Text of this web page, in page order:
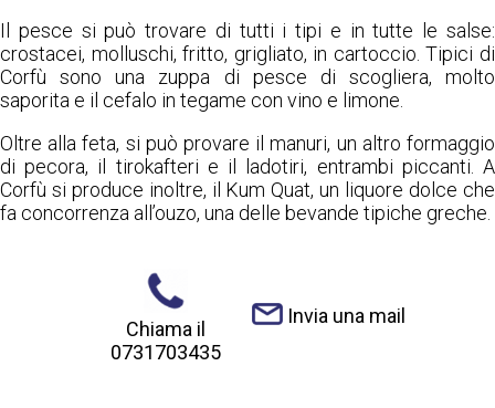
Il pesce si può trovare di tutti i tipi e in tutte le salse:
crostacei, molluschi, fritto, grigliato, in cartoccio. Tipici di
Corfù sono una zuppa di pesce di scogliera, molto
saporita e il cefalo in tegame con vino e limone.
Oltre alla feta, si può provare il manuri, un altro formaggio
di pecora, il tirokafteri e il ladotiri, entrambi piccanti. A
Corfù si produce inoltre, il Kum Quat, un liquore dolce che
fa concorrenza all’ouzo, una delle bevande tipiche greche.
Chiama il
0731703435
Invia una mail